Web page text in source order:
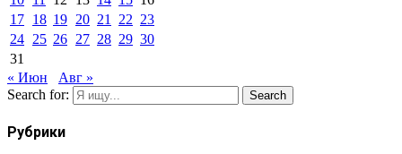
17 18 19 20 21 22 23
24 25 26 27 28 29 30
31
« Июн
Авг »
Search for:
Search
Рубрики